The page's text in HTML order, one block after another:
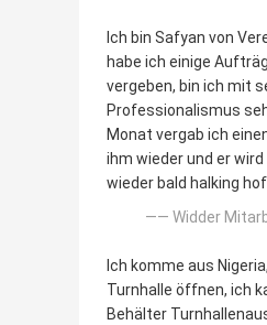
Ich bin Safyan von
habe ich einige
vergeben, bin ich mit
Professionalismus
Monat vergab ich
ihm wieder und er
wieder bald halking
—— Widder
Ich komme aus
Turnhalle öffnen, ich
Behälter